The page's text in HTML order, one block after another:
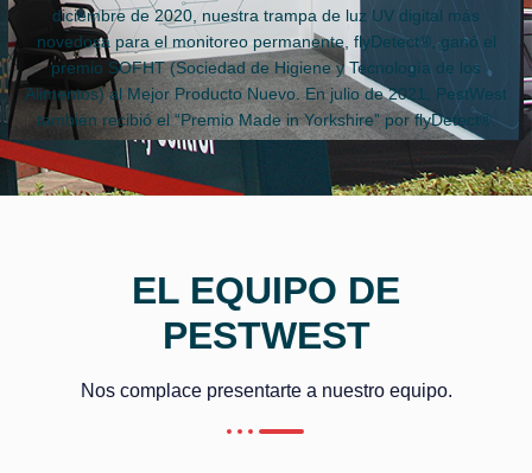
diciembre de 2020, nuestra trampa de luz UV digital más
novedosa para el monitoreo permanente, flyDetect®, ganó el
premio SOFHT (Sociedad de Higiene y Tecnología de los
Alimentos) al Mejor Producto Nuevo. En julio de 2021, PestWest
también recibió el “Premio Made in Yorkshire” por flyDetect®.
EL EQUIPO DE
PESTWEST
Nos complace presentarte a nuestro equipo.